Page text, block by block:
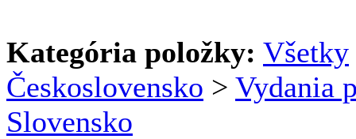
Kategória položky: Všetky
Československo > Vydania
Slovensko